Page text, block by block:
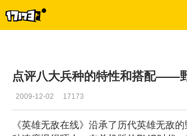
点评八大兵种的特性和搭配——
2009-12-02 17173
《英雄无敌在线》沿承了历代英雄无敌